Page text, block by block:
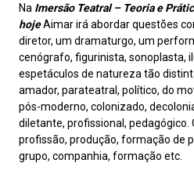
Na Imersão Teatral – Teoria e
hojeAimarirá abordar questões
diretor, um dramaturgo, um
cenógrafo, figurinista, sonoplasta,
espetáculos de natureza tão
amador, parateatral, político, do
pós-moderno, colonizado,
diletante, profissional, pedagógico.
profissão, produção, formação de
grupo, companhia, formação etc.